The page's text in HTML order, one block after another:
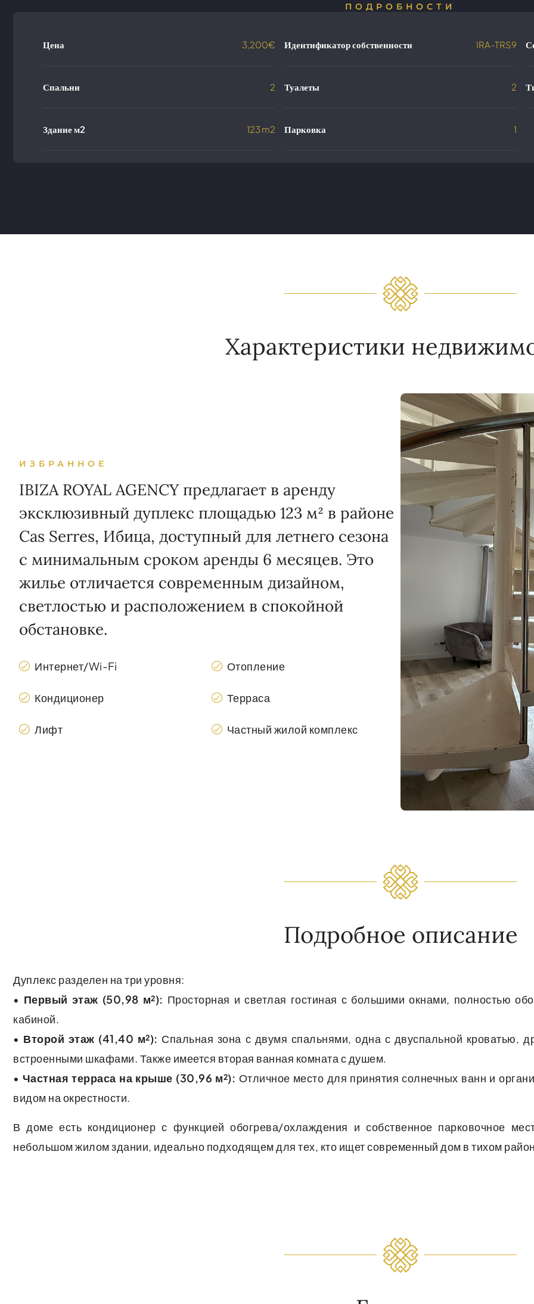
ПОДРОБНОСТИ
Цена 3,200€
Спальни 2
Здание м2 123 m2
Идентификатор собственности IRA-TRS9
Туалеты 2
Парковка 1
Характеристики
ИЗБРАННОЕ
IBIZA ROYAL AGENCY предлагает в аренду
эксклюзивный дуплекс площадью 123 м² в районе
Cas Serres, Ибица, доступный для летнего сезона
с минимальным сроком аренды 6 месяцев. Это
жилье отличается современным дизайном,
светлостью и расположением в спокойной
обстановке.
Интернет/Wi-Fi
Кондиционер
Лифт
Отопление
Терраса
Частный жилой комплекс
Подробное описание
Дуплекс разделен на три уровня:
• Первый этаж (50,98 м²): Просторная и светлая гостиная с большими окнами, полностью
кабиной.
• Второй этаж (41,40 м²): Спальная зона с двумя спальнями, одна с двуспальной кроватью,
встроенными шкафами. Также имеется вторая ванная комната с душем.
• Частная терраса на крыше (30,96 м²): Отличное место для принятия солнечных ванн и
видом на окрестности.
В доме есть кондиционер с функцией обогрева/охлаждения и собственное парковочное
небольшом жилом здании, идеально подходящем для тех, кто ищет современный дом в тихом